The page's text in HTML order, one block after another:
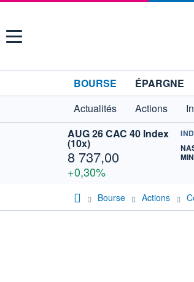
Menu
BOURSE ÉPARGNE
Actualités
Actions
AUG 26 CAC 40 Index
(10x)
8 737,00
+0,30%
Bourse Actions